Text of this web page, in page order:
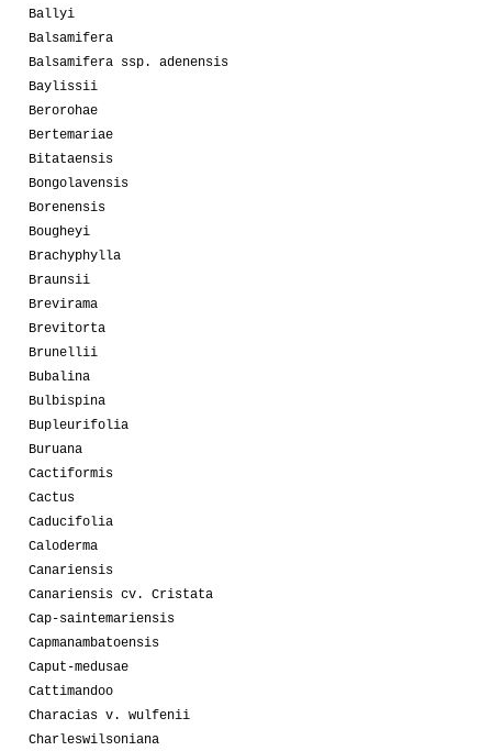
Ballyi
Balsamifera
Balsamifera ssp. adenensis
Baylissii
Berorohae
Bertemariae
Bitataensis
Bongolavensis
Borenensis
Bougheyi
Brachyphylla
Braunsii
Brevirama
Brevitorta
Brunellii
Bubalina
Bulbispina
Bupleurifolia
Buruana
Cactiformis
Cactus
Caducifolia
Caloderma
Canariensis
Canariensis cv. Cristata
Cap-saintemariensis
Capmanambatoensis
Caput-medusae
Cattimandoo
Characias v. wulfenii
Charleswilsoniana